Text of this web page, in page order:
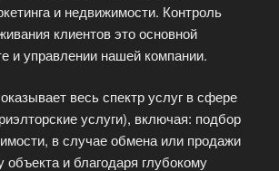
и недвижимости. Контроль
клиентов это основной
и управлении нашей компании.
весь спектр услуг в сфере
услуги), включая: подбор
в случае обмена или продажи
объекта и благодаря глубокому